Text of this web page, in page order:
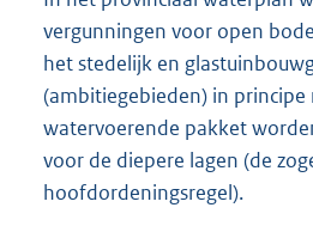
vergunningen voor open
het stedelijk en
(ambitiegebieden) in principe
watervoerende pakket
voor de diepere lagen (de
hoofdordeningsregel).